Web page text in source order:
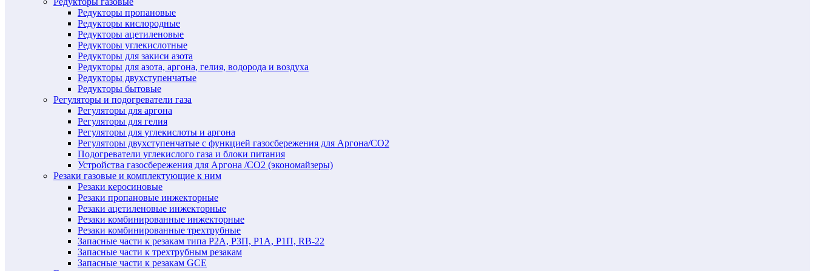
Редукторы пропановые
Редукторы кислородные
Редукторы ацетиленовые
Редукторы углекислотные
Редукторы для закиси азота
Редукторы для азота, аргона, гелия, водорода и воздуха
Редукторы двухступенчатые
Редукторы бытовые
Регуляторы и подогреватели газа
Регуляторы для аргона
Регуляторы для гелия
Регуляторы для углекислоты и аргона
Регуляторы двухступенчатые c функцией газосбережения для Аргона/СО2
Подогреватели углекислого газа и блоки питания
Устройства газосбережения для Аргона /СО2 (экономайзеры)
Резаки газовые и комплектующие к ним
Резаки керосиновые
Резаки пропановые инжекторные
Резаки ацетиленовые инжекторные
Резаки комбинированные инжекторные
Резаки комбинированные трехтрубные
Запасные части к резакам типа Р2А, Р3П, Р1А, Р1П, RB-22
Запасные части к трехтрубным резакам
Запасные части к резакам GCE